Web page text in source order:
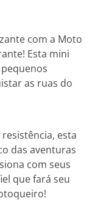
com a Moto
Esta mini
as ruas do
esta
das aventuras
com seus
que fará seu